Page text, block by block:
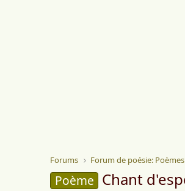
Forums
Poème Chant